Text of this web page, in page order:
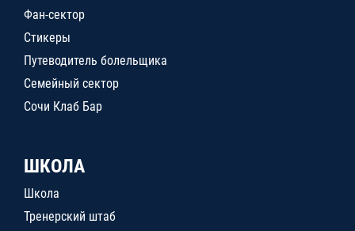
Фан-сектор
Стикеры
Путеводитель болельщика
Семейный сектор
Сочи Клаб Бар
ШКОЛА
Школа
Тренерский штаб